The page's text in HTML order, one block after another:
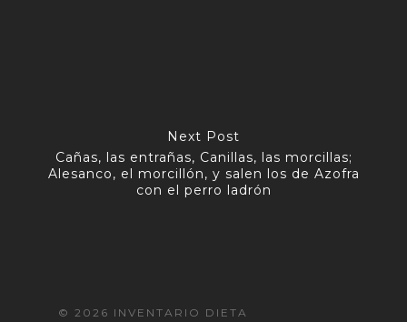
Next Post
Cañas, las entrañas, Canillas, las morcillas;
Alesanco, el morcillón, y salen los de Azofra
con el perro ladrón
© 2026 INVENTARIO DIETA